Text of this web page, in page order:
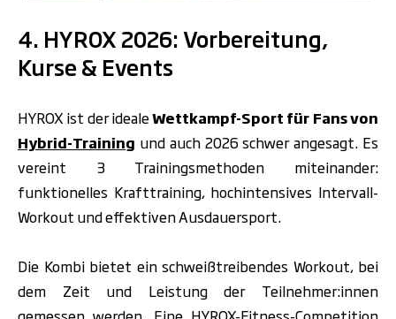
4. HYROX 2026: Vorbereitung,
Kurse & Events
HYROX ist der idealeWettkampf-Sport für Fans von
Hybrid-Training und auch 2026 schwer angesagt. Es
vereint 3 Trainingsmethoden miteinander:
funktionelles Krafttraining, hochintensives Intervall-
Workout und effektiven Ausdauersport.
Die Kombi bietet ein schweißtreibendes Workout, bei
dem Zeit und Leistung der Teilnehmer:innen